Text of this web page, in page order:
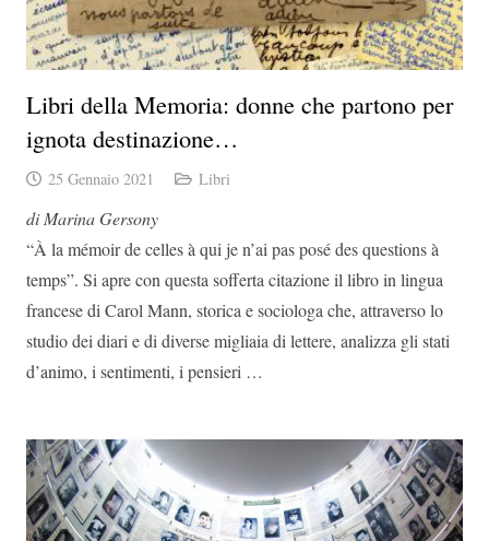
Libri della Memoria: donne che partono per
ignota destinazione…
25 Gennaio 2021 Libri
di Marina Gersony
“À la mémoir de celles à qui je n’ai pas posé des questions à
temps”. Si apre con questa sofferta citazione il libro in lingua
francese di Carol Mann, storica e sociologa che, attraverso lo
studio dei diari e di diverse migliaia di lettere, analizza gli stati
d’animo, i sentimenti, i pensieri …